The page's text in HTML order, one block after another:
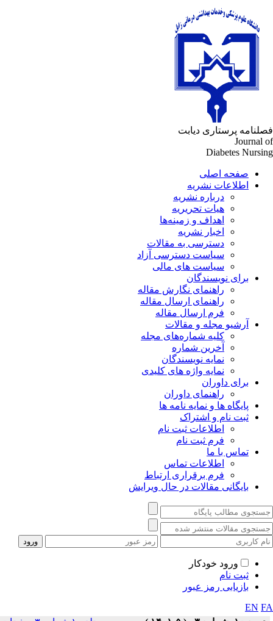
پرستاری دیابت
Journal
Diabetes
صفحه اصلی
اطلاعات نشریه
درباره نشریه
هیات تحریریه
اهداف و زمینه‌ها
اخبار نشریه
دسترسی به مقالات
سیاست دسترسی آزاد
سیاست های مالی
برای نویسندگان
راهنمای نگارش مقاله
راهنمای ارسال مقاله
فرم ارسال مقاله
آرشیو مجله و مقالات
کلیه شماره‌های مجله
آخرین شماره
نمایه نویسندگان
نمایه واژه های کلیدی
برای داوران
راهنمای داوران
پایگاه ها و نمایه نامه ها
ثبت نام و اشتراک
اطلاعات ثبت نام
فرم ثبت نام
تماس با ما
اطلاعات تماس
فرم برقراری ارتباط
بایگانی مقالات در حال ویرایش
ورود خودکار
ثبت نام
بازیابی رمز عبور
EN